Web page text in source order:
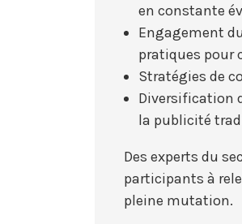
en constante
Engagement
pratiques pour
Stratégies de
Diversification
la publicité
Des experts du
participants à
pleine mutation.